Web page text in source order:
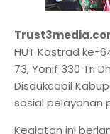
HUT Kostrad ke-
73, Yonif 330 Tri
Disdukcapil
sosial pelayanan
Kegiatan ini